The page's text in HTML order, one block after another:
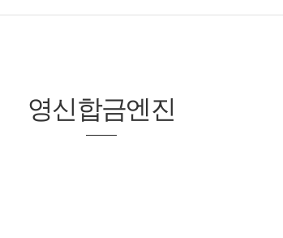
영신합금엔진